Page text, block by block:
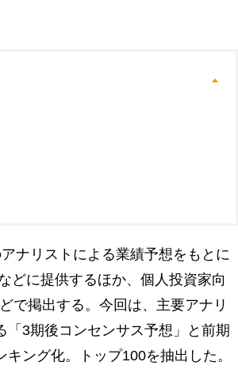
ナリストによる業績予想をもとに
どに提供するほか、個人投資家向
で掲出する。今回は、主要アナリ
3期後コンセンサス予想」と前期
ング化。トップ100を抽出した。